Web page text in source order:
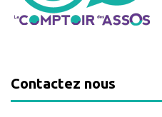
Contactez nous